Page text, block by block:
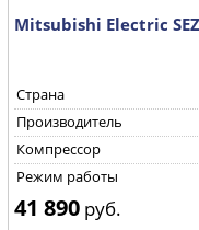
Mitsubishi Electric
Страна
Производитель
Компрессор
Режим работы
41 890 руб.